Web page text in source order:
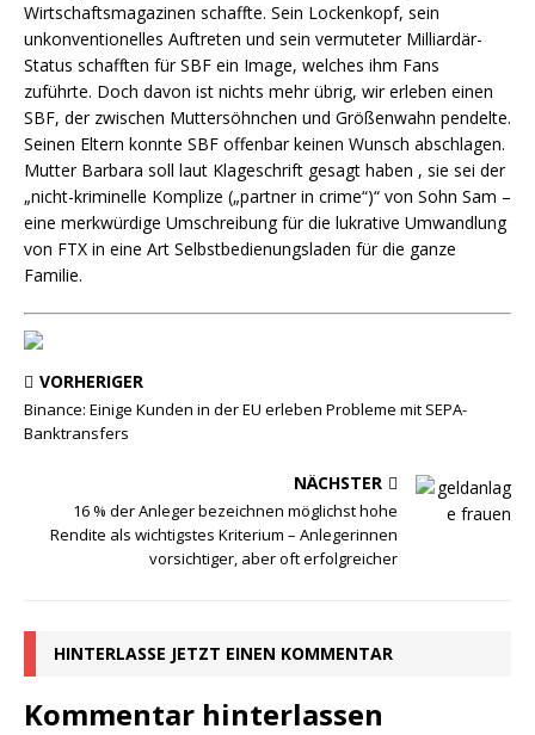
Wirtschaftsmagazinen schaffte. Sein Lockenkopf, sein
unkonventionelles Auftreten und sein vermuteter Milliardär-
Status schafften für SBF ein Image, welches ihm Fans
zuführte. Doch davon ist nichts mehr übrig, wir erleben einen
SBF, der zwischen Muttersöhnchen und Größenwahn pendelte.
Seinen Eltern konnte SBF offenbar keinen Wunsch abschlagen.
Mutter Barbara soll laut Klageschrift gesagt haben , sie sei der
„nicht-kriminelle Komplize („partner in crime“)“ von Sohn Sam –
eine merkwürdige Umschreibung für die lukrative Umwandlung
von FTX in eine Art Selbstbedienungsladen für die ganze
Familie.
VORHERIGER
Binance: Einige Kunden in der EU erleben Probleme mit SEPA-
Banktransfers
NÄCHSTER
16 % der Anleger bezeichnen möglichst hohe
Rendite als wichtigstes Kriterium – Anlegerinnen
vorsichtiger, aber oft erfolgreicher
HINTERLASSE JETZT EINEN KOMMENTAR
Kommentar hinterlassen